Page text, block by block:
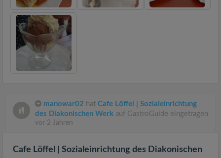
manowar02 hat Cafe Löffel | Sozialeinrichtung
des Diakonischen Werk auf GastroGuide eingetragen
vor 2 Jahren
Cafe Löffel | Sozialeinrichtung des Diakonischen